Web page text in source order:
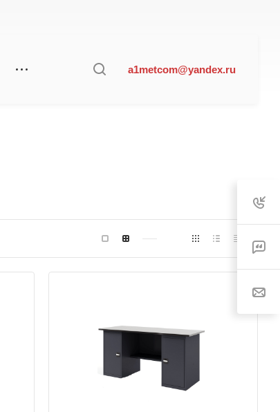
a1metcom@yandex.ru